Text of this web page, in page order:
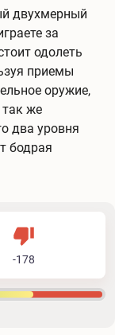
двухмерный
за
одолеть
приемы
оружие,
же
два уровня
бодрая
-178